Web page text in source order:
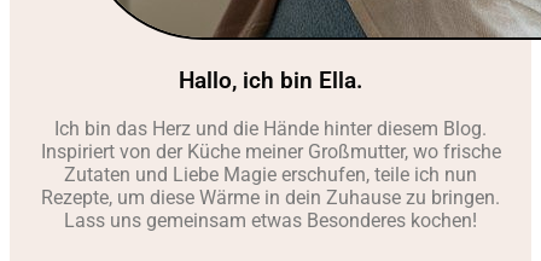
Hallo, ich bin Ella.
Ich bin das Herz und die Hände hinter diesem Blog.
Inspiriert von der Küche meiner Großmutter, wo frische
Zutaten und Liebe Magie erschufen, teile ich nun
Rezepte, um diese Wärme in dein Zuhause zu bringen.
Lass uns gemeinsam etwas Besonderes kochen!